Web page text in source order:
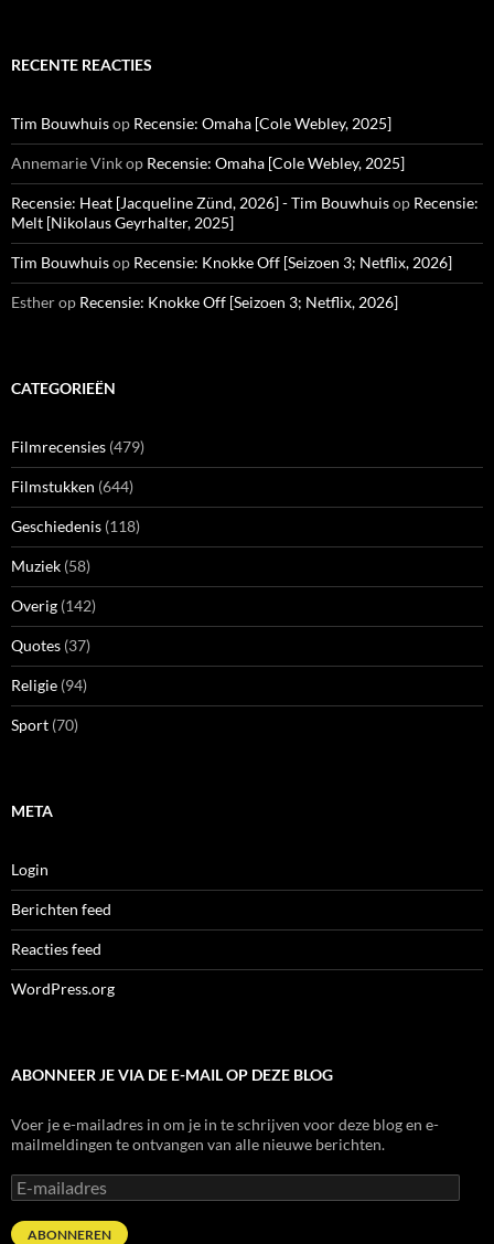
RECENTE REACTIES
Tim Bouwhuisop Recensie: Omaha [Cole Webley, 2025]
Annemarie Vinkop Recensie: Omaha [Cole Webley, 2025]
Recensie: Heat [Jacqueline Zünd, 2026] - Tim Bouwhuisop Recensie:
Melt [Nikolaus Geyrhalter, 2025]
Tim Bouwhuisop Recensie: Knokke Off [Seizoen 3; Netflix, 2026]
Estherop Recensie: Knokke Off [Seizoen 3; Netflix, 2026]
CATEGORIEËN
Filmrecensies (479)
Filmstukken (644)
Geschiedenis (118)
Muziek (58)
Overig (142)
Quotes (37)
Religie (94)
Sport (70)
META
Login
Berichten feed
Reacties feed
WordPress.org
ABONNEER JE VIA DE E-MAIL OP DEZE BLOG
Voer je e-mailadres in om je in te schrijven voor deze blog en e-
mailmeldingen te ontvangen van alle nieuwe berichten.
E-
mailadres
ABONNEREN